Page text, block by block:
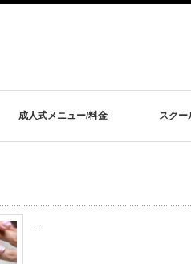
成人式メニュー/料金 スクー
…